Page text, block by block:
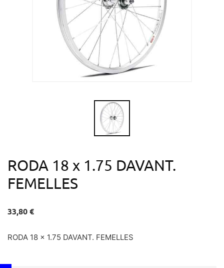
RODA 18 x 1.75 DAVANT.
FEMELLES
33,80 €
RODA 18 x 1.75 DAVANT. FEMELLES